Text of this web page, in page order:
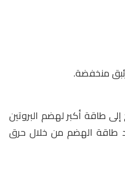
منخفضة.
طاقة أكبر لهضم البروتين
طاقة الهضم من خلال حرق